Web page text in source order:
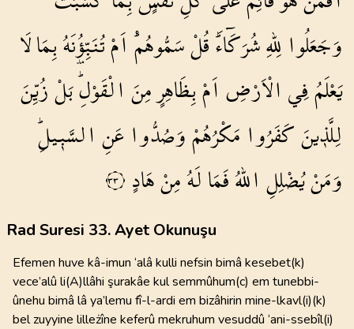
وَجَعَلُوالِلّٰهِشُرَكَٓاءَۜقُلْسَمُّوهُمْۜاَمْتُنَبِّؤُ۫نَهُبِمَالَا
يَعْلَمُفِيالْاَرْضِاَمْبِظَاهِرٍمِنَالْقَوْلِۜبَلْزُيِّنَ
لِلَّذ۪ينَكَفَرُوا مَكْرُهُمْوَصُدُّواعَنِالسَّب۪يلِۜ
وَمَنْيُضْلِلِاللّٰهُفَمَالَهُمِنْهَادٍ ٣٣
Rad Suresi 33. Ayet Okunuşu
Efemen huve kâ-imun ‘alâ kulli nefsin bimâ kesebet(k)
vece’alû li(A)llâhi şurakâe kul semmûhum(c) em tunebbi-
ûnehu bimâ lâ ya’lemu fî-l-ardi em bizâhirin mine-lkavl(i)(k)
bel zuyyine lilleżîne keferû mekruhum vesuddû ‘ani-ssebîl(i)